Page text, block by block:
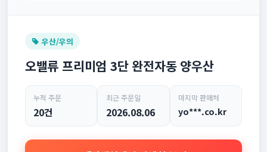
우산/우의
오밸류 프리미엄 3단 완전자동 양우산
누적 주문
20건
최근 주문일
2026.08.06
마지막 판매처
yo***.co.kr